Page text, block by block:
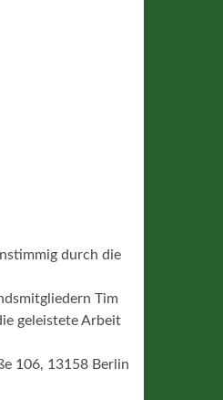
durch die
Tim
geleistete Arbeit
106, 13158 Berlin